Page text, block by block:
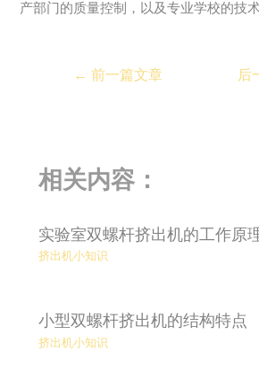
产部门的质量控制，以及专业学校的技
← 前一篇文章 后
相关内容：
实验室双螺杆挤出机的工作原
挤出机小知识
小型双螺杆挤出机的结构特点
挤出机小知识